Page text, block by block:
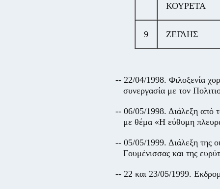
ΚΟΥΡΕΤΑ
9 ΖΕΓΛΗΣ
-- 22/04/1998. Φιλοξενία
συνεργασία με τον
-- 06/05/1998. Διάλεξη
με θέμα «Η εύθυμη
-- 05/05/1999. Διάλεξη της
Γουμένισσας και της
-- 22 και 23/05/1999.